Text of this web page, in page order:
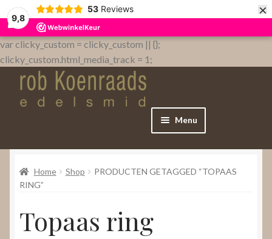
9,8
53 Reviews ×
var clicky_custom = clicky_custom || {};
clicky_custom.html_media_track = 1;
Menu
Home
WebShop
Over
Home Shop
PRODUCTEN GETAGGED “TOPAAS
RING”
Topaas ring